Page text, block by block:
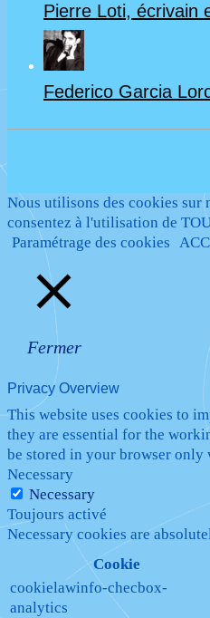
Pierre Loti, écrivain
Federico Garcia
Nous utilisons des cookies sur
consentez à l'utilisation de
Paramétrage des cookies
Fermer
Privacy Overview
This website uses cookies to
they are essential for the
be stored in your browser only
Necessary
Necessary
Toujours activé
Necessary cookies are
Cookie
cookielawinfo-checbox-
analytics